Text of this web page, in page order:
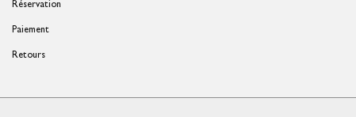
Réservation
Paiement
Retours